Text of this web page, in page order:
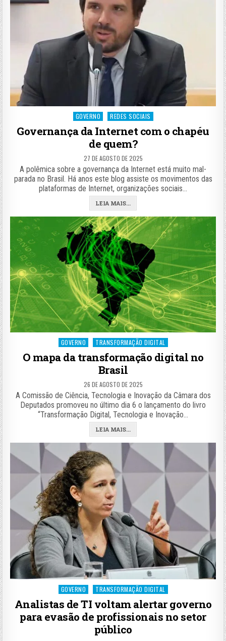
Posted
GOVERNO REDES SOCIAIS
Governança da Internet com o chapéu
de quem?
27 DE AGOSTO DE 2025
A polêmica sobre a governança da Internet está muito mal-
parada no Brasil. Há anos este blog assiste os movimentos das
plataformas de Internet, organizações sociais…
LEIA MAIS...
Posted
GOVERNO TRANSFORMAÇÃO DIGITAL
O mapa da transformação digital no
Brasil
26 DE AGOSTO DE 2025
A Comissão de Ciência, Tecnologia e Inovação da Câmara dos
Deputados promoveu no último dia 6 o lançamento do livro
“Transformação Digital, Tecnologia e Inovação…
LEIA MAIS...
Posted
GOVERNO TRANSFORMAÇÃO DIGITAL
Analistas de TI voltam alertar governo
para evasão de profissionais no setor
público